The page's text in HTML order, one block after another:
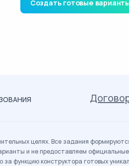
Создать готовые
целях. Все задания
и не предоставляем
за функцию конструктора готовых